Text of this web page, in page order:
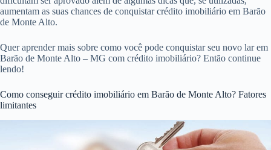
aumentam as suas chances de conquistar crédito imobiliário em Barão
de Monte Alto.
Quer aprender mais sobre como você pode conquistar seu novo lar em
Barão de Monte Alto – MG com crédito imobiliário? Então continue
lendo!
Como conseguir crédito imobiliário em Barão de Monte Alto? Fatores
limitantes